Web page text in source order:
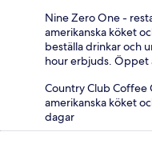
Nine Zero One -
amerikanska köket
beställa drinkar och
hour erbjuds. Öppet
Country Club Coffee
amerikanska köket
dagar